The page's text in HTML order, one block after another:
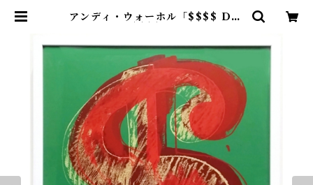
アンディ・ウォーホル「$$$$ Dol
｜ オンラインショップ